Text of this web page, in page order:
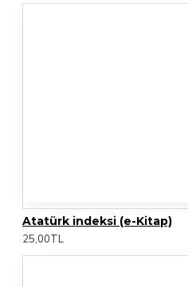
Atatürk indeksi (e-Kitap)
25,00TL